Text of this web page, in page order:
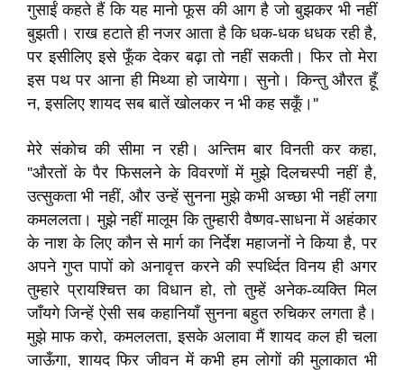
गुसाईं कहते हैं कि यह मानो फूस की आग है जो बुझकर भी नहीं
बुझती। राख हटाते ही नजर आता है कि धक-धक धधक रही है,
पर इसीलिए इसे फूँक देकर बढ़ा तो नहीं सकती। फिर तो मेरा
इस पथ पर आना ही मिथ्या हो जायेगा। सुनो। किन्तु औरत हूँ
न, इसलिए शायद सब बातें खोलकर न भी कह सकूँ।''
मेरे संकोच की सीमा न रही। अन्तिम बार विनती कर कहा,
''औरतों के पैर फिसलने के विवरणों में मुझे दिलचस्पी नहीं है,
उत्सुकता भी नहीं, और उन्हें सुनना मुझे कभी अच्छा भी नहीं लगा
कमललता। मुझे नहीं मालूम कि तुम्हारी वैष्णव-साधना में अहंकार
के नाश के लिए कौन से मार्ग का निर्देश महाजनों ने किया है, पर
अपने गुप्त पापों को अनावृत्त करने की स्पर्ध्दित विनय ही अगर
तुम्हारे प्रायश्चित्त का विधान हो, तो तुम्हें अनेक-व्यक्ति मिल
जाँयगे जिन्हें ऐसी सब कहानियाँ सुनना बहुत रुचिकर लगता है।
मुझे माफ करो, कमललता, इसके अलावा मैं शायद कल ही चला
जाऊँगा, शायद फिर जीवन में कभी हम लोगों की मुलाकात भी